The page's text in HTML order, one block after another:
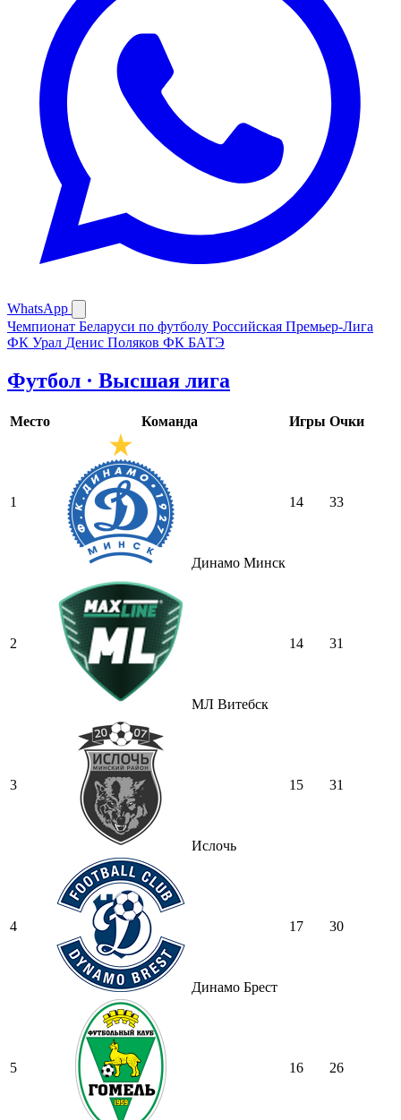
WhatsApp
Чемпионат Беларуси по футболу Российская Премьер-Лига
ФК Урал Денис Поляков ФК БАТЭ
Футбол · Высшая лига
Место Команда Игры Очки
1
Динамо Минск
14 33
2
МЛ Витебск
14 31
3
Ислочь
15 31
4
Динамо Брест
17 30
5 16 26